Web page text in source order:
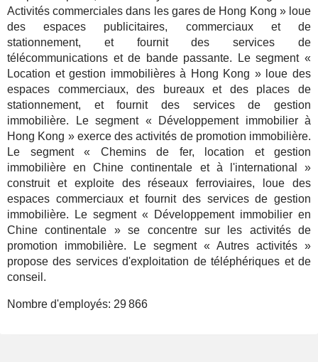
Activités commerciales dans les gares de Hong Kong » loue
des espaces publicitaires, commerciaux et de
stationnement, et fournit des services de
télécommunications et de bande passante. Le segment «
Location et gestion immobilières à Hong Kong » loue des
espaces commerciaux, des bureaux et des places de
stationnement, et fournit des services de gestion
immobilière. Le segment « Développement immobilier à
Hong Kong » exerce des activités de promotion immobilière.
Le segment « Chemins de fer, location et gestion
immobilière en Chine continentale et à l'international »
construit et exploite des réseaux ferroviaires, loue des
espaces commerciaux et fournit des services de gestion
immobilière. Le segment « Développement immobilier en
Chine continentale » se concentre sur les activités de
promotion immobilière. Le segment « Autres activités »
propose des services d'exploitation de téléphériques et de
conseil.
Nombre d'employés: 29 866